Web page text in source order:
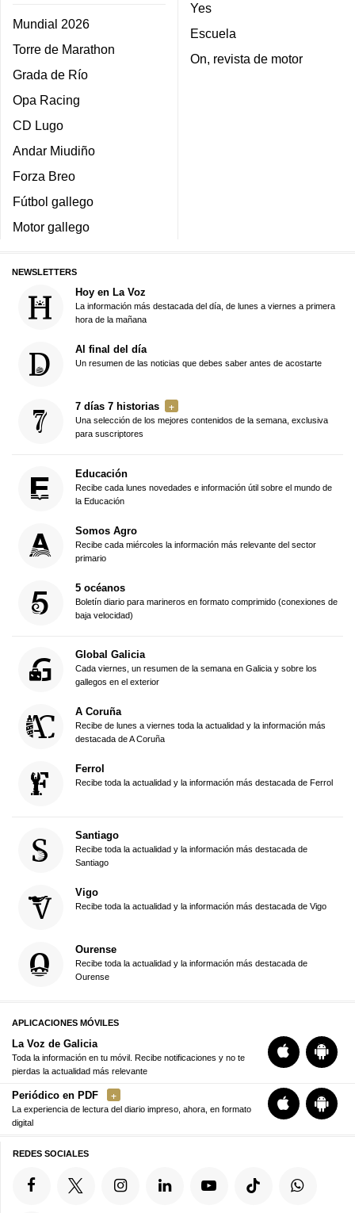
Mundial 2026
Torre de Marathon
Grada de Río
Opa Racing
CD Lugo
Andar Miudiño
Forza Breo
Fútbol gallego
Motor gallego
Yes
Escuela
On, revista de motor
NEWSLETTERS
Hoy en La Voz
La información más destacada del día, de lunes a viernes a primera
hora de la mañana
Al final del día
Un resumen de las noticias que debes saber antes de acostarte
7 días 7 historias
Una selección de los mejores contenidos de la semana, exclusiva
para suscriptores
Educación
Recibe cada lunes novedades e información útil sobre el mundo de
la Educación
Somos Agro
Recibe cada miércoles la información más relevante del sector
primario
5 océanos
Boletín diario para marineros en formato comprimido (conexiones de
baja velocidad)
Global Galicia
Cada viernes, un resumen de la semana en Galicia y sobre los
gallegos en el exterior
A Coruña
Recibe de lunes a viernes toda la actualidad y la información más
destacada de A Coruña
Ferrol
Recibe toda la actualidad y la información más destacada de Ferrol
Santiago
Recibe toda la actualidad y la información más destacada de
Santiago
Vigo
Recibe toda la actualidad y la información más destacada de Vigo
Ourense
Recibe toda la actualidad y la información más destacada de
Ourense
APLICACIONES MÓVILES
La Voz de Galicia
Toda la información en tu móvil. Recibe notificaciones y no te
pierdas la actualidad más relevante
Periódico en PDF
La experiencia de lectura del diario impreso, ahora, en formato
digital
REDES SOCIALES